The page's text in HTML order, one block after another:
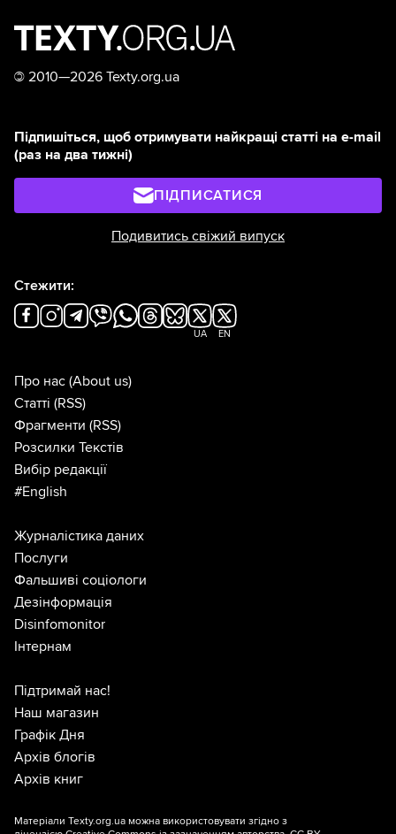
© 2010—2026 Texty.org.ua
Підпишіться, щоб отримувати найкращі статті на e-mail
(раз на два тижні)
ПІДПИСАТИСЯ
Подивитись свіжий випуск
Стежити:
UA EN
Про нас (About us)
Статті (RSS)
Фрагменти (RSS)
Розсилки Текстів
Вибір редакції
#English
Журналістика даних
Послуги
Фальшиві соціологи
Дезінформація
Disinfomonitor
Інтернам
Підтримай нас!
Наш магазин
Графік Дня
Архів блогів
Архів книг
Матеріали Texty.org.ua можна використовувати згідно з